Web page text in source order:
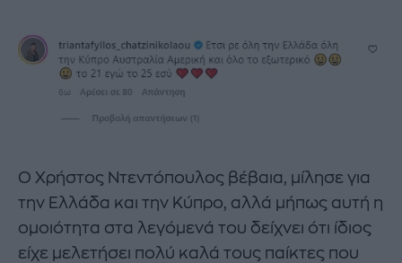
Ο Χρήστος Ντεντόπουλος βέβαια, μίλησε για
την Ελλάδα και την Κύπρο, αλλά μήπως αυτή η
ομοιότητα στα λεγόμενά του δείχνει ότι ίδιος
είχε μελετήσει πολύ καλά τους παίκτες που